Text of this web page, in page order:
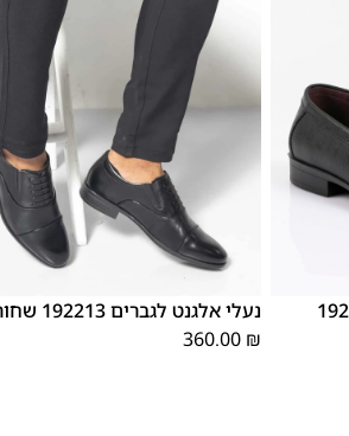
גדולה 192225
נעלי אלגנט לגברים 192213 שחור
360.00 ₪